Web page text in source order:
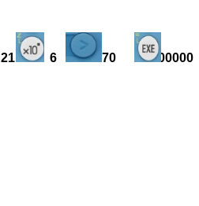
21 6 :70